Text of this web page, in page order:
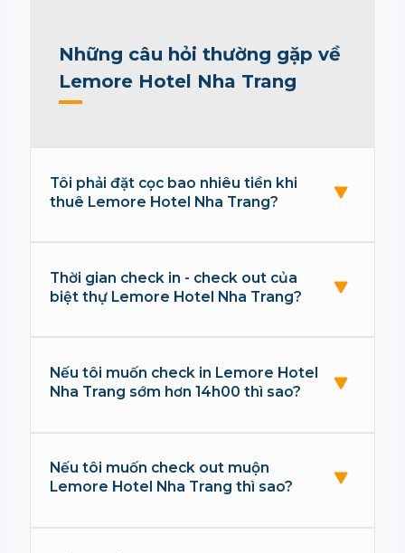
Những câu hỏi thường gặp về
Lemore Hotel Nha Trang
Tôi phải đặt cọc bao nhiêu tiền khi
thuê Lemore Hotel Nha Trang?
Thời gian check in - check out của
biệt thự Lemore Hotel Nha Trang?
Nếu tôi muốn check in Lemore Hotel
Nha Trang sớm hơn 14h00 thì sao?
Nếu tôi muốn check out muộn
Lemore Hotel Nha Trang thì sao?